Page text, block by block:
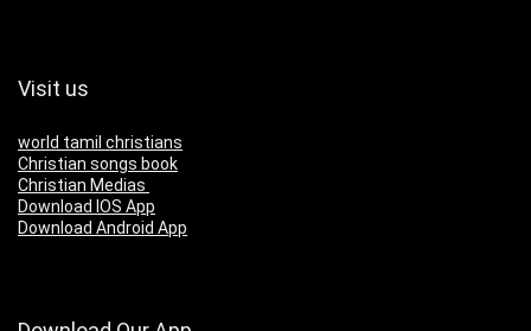
Visit us
world tamil christians
Christian songs book
Christian Medias
Download IOS App
Download Android App